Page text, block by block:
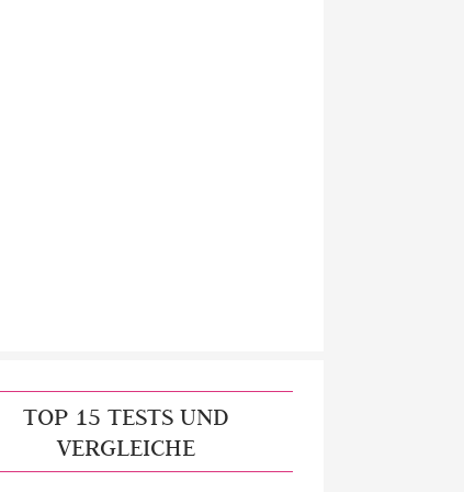
TOP 15 TESTS UND
VERGLEICHE